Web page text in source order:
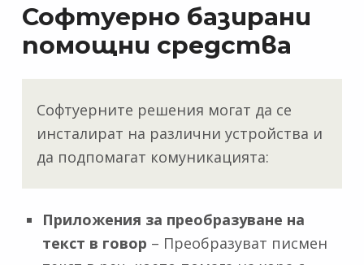
Софтуерно базирани
помощни средства
Софтуерните решения могат да се
инсталират на различни устройства и
да подпомагат комуникацията:
Приложения за преобразуване на
текст в говор – Преобразуват писмен